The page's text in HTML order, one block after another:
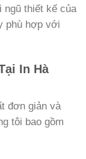
thiết kế của
phù hợp với
In Hà
đơn giản và
tôi bao gồm